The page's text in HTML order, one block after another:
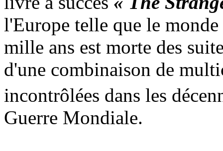
l'Europe telle que le
mille ans est morte des
d'une combinaison de
incontrôlées dans les
Guerre Mondiale.